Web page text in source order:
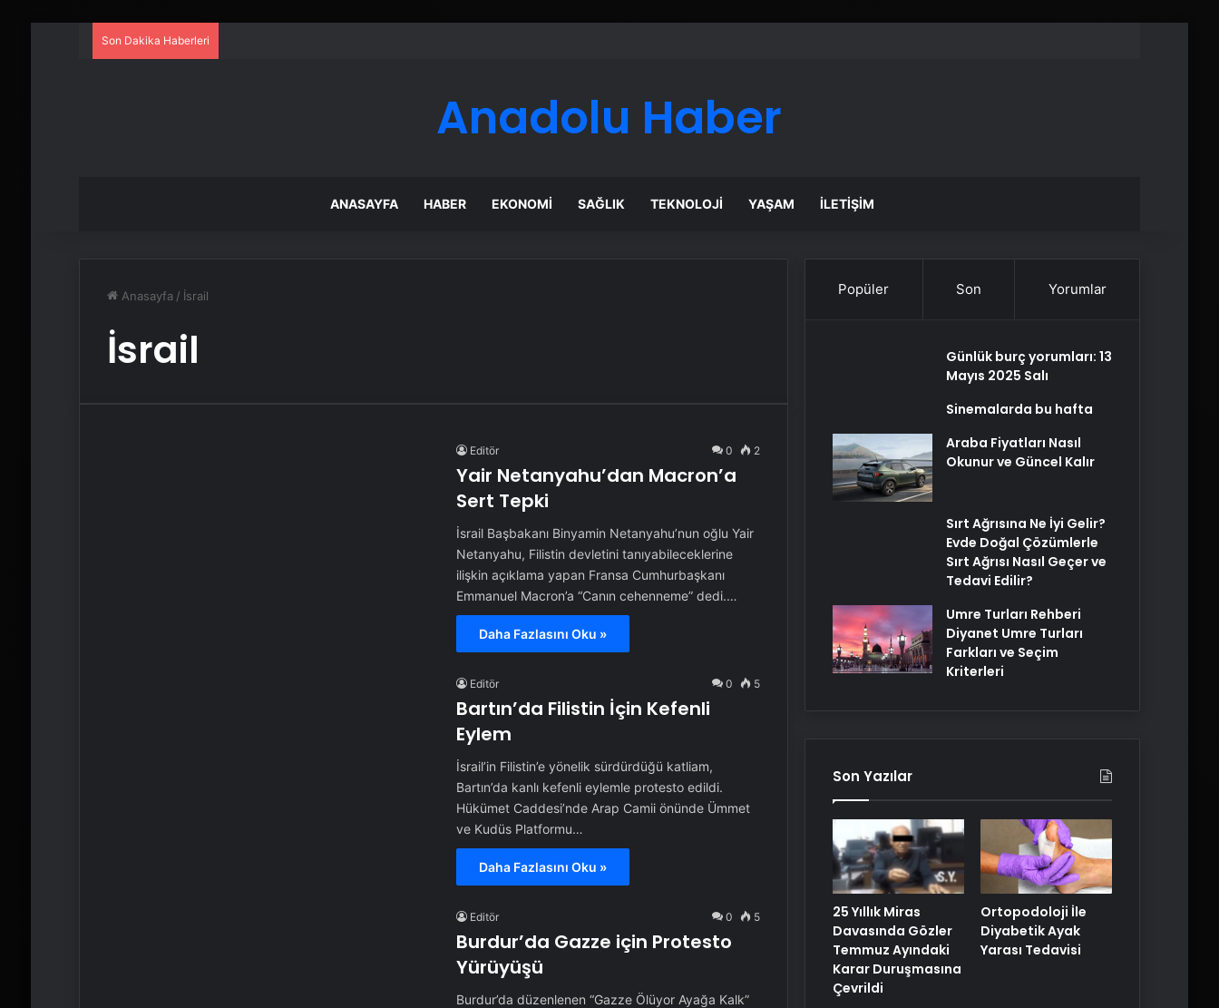
Son Dakika Haberleri
Anadolu Haber
ANASAYFA HABER EKONOMI SAĞLIK TEKNOLOJI YAŞAM İLETIŞIM
Anasayfa / İsrail
İsrail
Editör 0 2
Yair Netanyahu’dan Macron’a
Sert Tepki
İsrail Başbakanı Binyamin Netanyahu’nun oğlu Yair
Netanyahu, Filistin devletini tanıyabileceklerine
ilişkin açıklama yapan Fransa Cumhurbaşkanı
Emmanuel Macron’a “Canın cehenneme” dedi.…
Daha Fazlasını Oku »
Editör 0 5
Bartın’da Filistin İçin Kefenli
Eylem
İsrail’in Filistin’e yönelik sürdürdüğü katliam,
Bartın’da kanlı kefenli eylemle protesto edildi.
Hükümet Caddesi’nde Arap Camii önünde Ümmet
ve Kudüs Platformu…
Daha Fazlasını Oku »
Editör 0 5
Burdur’da Gazze için Protesto
Yürüyüşü
Burdur’da düzenlenen “Gazze Ölüyor Ayağa Kalk”
Popüler Son Yorumlar
Günlük burç yorumları: 13
Mayıs 2025 Salı
Sinemalarda bu hafta
Araba Fiyatları Nasıl
Okunur ve Güncel Kalır
Sırt Ağrısına Ne İyi Gelir?
Evde Doğal Çözümlerle
Sırt Ağrısı Nasıl Geçer ve
Tedavi Edilir?
Umre Turları Rehberi
Diyanet Umre Turları
Farkları ve Seçim
Kriterleri
Son Yazılar
25 Yıllık Miras
Davasında Gözler
Temmuz Ayındaki
Karar Duruşmasına
Çevrildi
Ortopodoloji İle
Diyabetik Ayak
Yarası Tedavisi